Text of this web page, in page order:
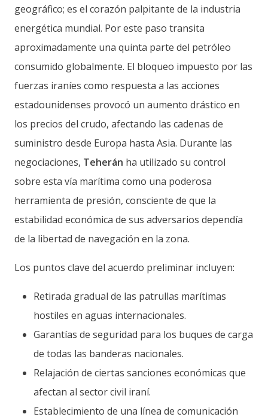
geográfico; es el corazón palpitante de la industria
energética mundial. Por este paso transita
aproximadamente una quinta parte del petróleo
consumido globalmente. El bloqueo impuesto por las
fuerzas iraníes como respuesta a las acciones
estadounidenses provocó un aumento drástico en
los precios del crudo, afectando las cadenas de
suministro desde Europa hasta Asia. Durante las
negociaciones, Teherán ha utilizado su control
sobre esta vía marítima como una poderosa
herramienta de presión, consciente de que la
estabilidad económica de sus adversarios dependía
de la libertad de navegación en la zona.
Los puntos clave del acuerdo preliminar incluyen:
Retirada gradual de las patrullas marítimas
hostiles en aguas internacionales.
Garantías de seguridad para los buques de carga
de todas las banderas nacionales.
Relajación de ciertas sanciones económicas que
afectan al sector civil iraní.
Establecimiento de una línea de comunicación